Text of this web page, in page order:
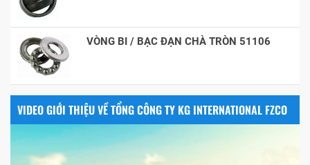
VÒNG BI / BẠC ĐẠN CHÀ TRÒN 51106
VIDEO GIỚI THIỆU VỀ TỔNG CÔNG TY KG INTERNATIONAL FZCO